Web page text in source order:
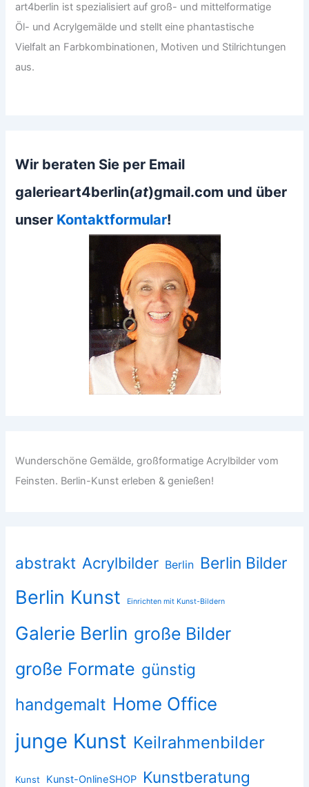
art4berlin ist spezialisiert auf groß- und mittelformatige
Öl- und Acrylgemälde und stellt eine phantastische
Vielfalt an Farbkombinationen, Motiven und Stilrichtungen
aus.
Wir beraten Sie per Email
galerieart4berlin(at)gmail.com und über
unser Kontaktformular!
Wunderschöne Gemälde, großformatige Acrylbilder vom
Feinsten. Berlin-Kunst erleben & genießen!
abstrakt Acrylbilder Berlin Berlin Bilder
Berlin Kunst Einrichten mit Kunst-Bildern
Galerie Berlin große Bilder
große Formate günstig
handgemalt Home Office
junge Kunst Keilrahmenbilder
Kunst Kunst-OnlineSHOP Kunstberatung